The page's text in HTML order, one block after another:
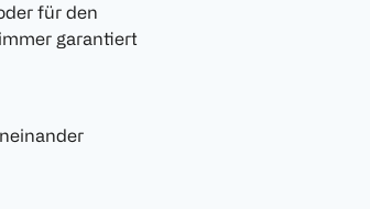
für den
garantiert